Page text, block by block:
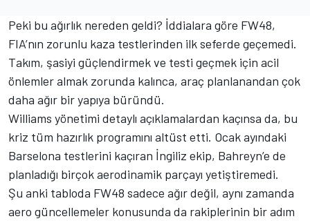
Peki bu ağırlık nereden geldi? İddialara göre FW48,
FIA’nın zorunlu kaza testlerinden ilk seferde geçemedi.
Takım, şasiyi güçlendirmek ve testi geçmek için acil
önlemler almak zorunda kalınca, araç planlanandan çok
daha ağır bir yapıya büründü.
Williams yönetimi detaylı açıklamalardan kaçınsa da, bu
kriz tüm hazırlık programını altüst etti. Ocak ayındaki
Barselona testlerini kaçıran İngiliz ekip, Bahreyn’e de
planladığı birçok aerodinamik parçayı yetiştiremedi.
Şu anki tabloda FW48 sadece ağır değil, aynı zamanda
aero güncellemeler konusunda da rakiplerinin bir adım